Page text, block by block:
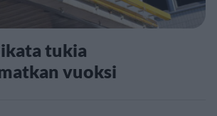
tukia
vuoksi